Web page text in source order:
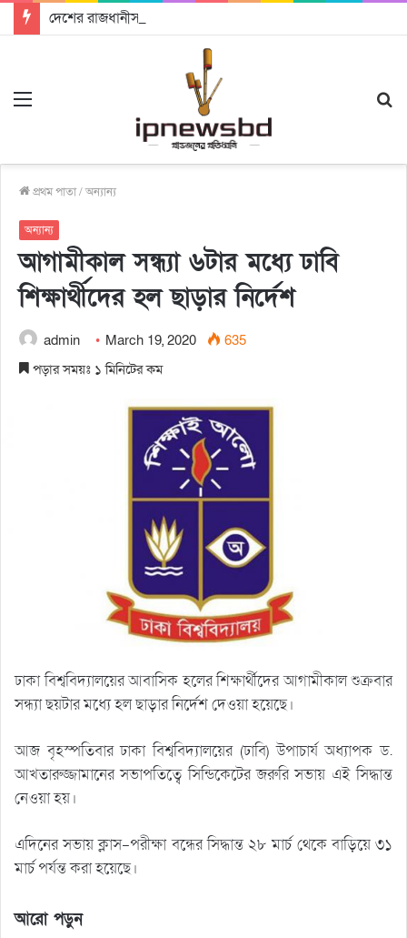
প্রথম পাতা/অন্যান্য
অন্যান্য
আগামীকাল সন্ধ্যা ৬টার মধ্যে ঢাবি
শিক্ষার্থীদের হল ছাড়ার নির্দেশ
admin March 19, 2020
635
পড়ার সময়ঃ ১ মিনিটের কম
ঢাকা বিশ্ববিদ্যালয়ের আবাসিক হলের শিক্ষার্থীদের আগামীকাল শুক্রবার
সন্ধ্যা ছয়টার মধ্যে হল ছাড়ার নির্দেশ দেওয়া হয়েছে।
আজ বৃহস্পতিবার ঢাকা বিশ্ববিদ্যালয়ের (ঢাবি) উপাচার্য অধ্যাপক ড.
আখতারুজ্জামানের সভাপতিত্বে সিন্ডিকেটের জরুরি সভায় এই সিদ্ধান্ত
নেওয়া হয়।
এদিনের সভায় ক্লাস-পরীক্ষা বন্ধের সিদ্ধান্ত ২৮ মার্চ থেকে বাড়িয়ে ৩১
মার্চ পর্যন্ত করা হয়েছে।
আরো পড়ুন